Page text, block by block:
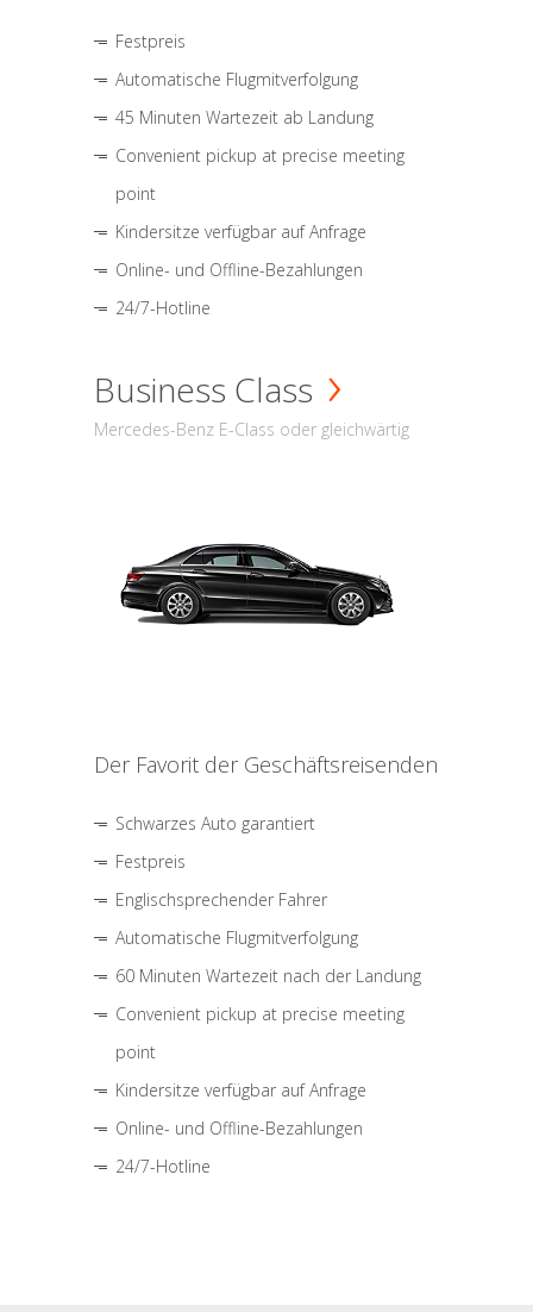
Festpreis
Automatische Flugmitverfolgung
45 Minuten Wartezeit ab Landung
Convenient pickup at precise meeting
point
Kindersitze verfügbar auf Anfrage
Online- und Offline-Bezahlungen
24/7-Hotline
Business Class
Mercedes-Benz E-Class oder gleichwärtig
Der Favorit der Geschäftsreisenden
Schwarzes Auto garantiert
Festpreis
Englischsprechender Fahrer
Automatische Flugmitverfolgung
60 Minuten Wartezeit nach der Landung
Convenient pickup at precise meeting
point
Kindersitze verfügbar auf Anfrage
Online- und Offline-Bezahlungen
24/7-Hotline